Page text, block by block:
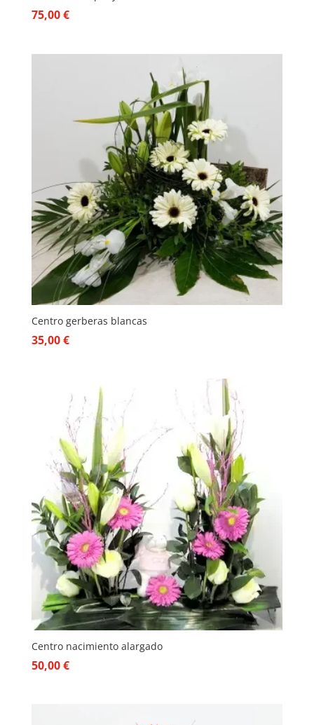
75,00€
Centro gerberas blancas
35,00€
Centro nacimiento alargado
50,00€